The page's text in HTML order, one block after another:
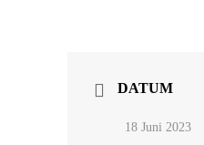
DATUM
18 Juni 2023